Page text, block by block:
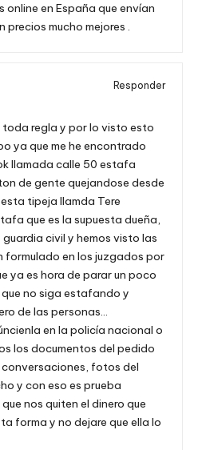
online en España que envían
mucho mejores .
Responder
regla y por lo visto esto
ya que me he encontrado
llamada calle 50 estafa
de gente quejandose desde
tipeja llamda Tere
que es la supuesta dueña,
civil y hemos visto las
formulado en los juzgados por
ya es hora de parar un poco
no siga estafando y
de las personas…
en la policía nacional o
los documentos del pedido
fotos del
y con eso es prueba
nos quiten el dinero que
forma y no dejare que ella lo